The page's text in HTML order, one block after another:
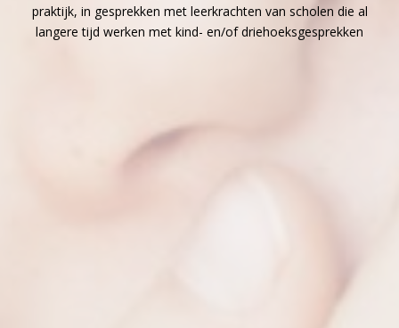
praktijk, in gesprekken met leerkrachten van scholen die al
langere tijd werken met kind- en/of driehoeksgesprekken